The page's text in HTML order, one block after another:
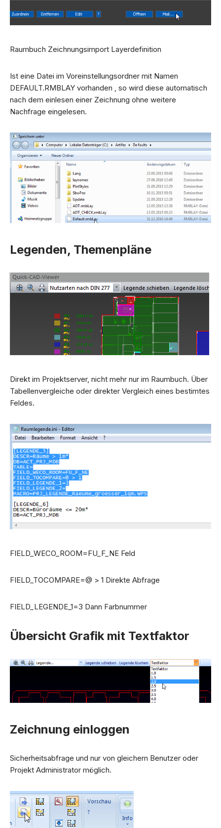
Raumbuch Zeichnungsimport Layerdefinition
Ist eine Datei im Voreinstellungsordner mit Namen
DEFAULT.RMBLAY vorhanden , so wird diese automatisch
nach dem einlesen einer Zeichnung ohne weitere
Nachfrage eingelesen.
Legenden, Themenpläne
Direkt im Projektserver, nicht mehr nur im Raumbuch. Über
Tabellenvergleiche oder direkter Vergleich eines bestimtes
Feldes.
FIELD_WECO_ROOM=FU_F_NE Feld
FIELD_TOCOMPARE=@ > 1 Direkte Abfrage
FIELD_LEGENDE_1=3 Dann Farbnummer
Übersicht Grafik mit Textfaktor
Zeichnung einloggen
Sicherheitsabfrage und nur von gleichem Benutzer oder
Projekt Administrator möglich.